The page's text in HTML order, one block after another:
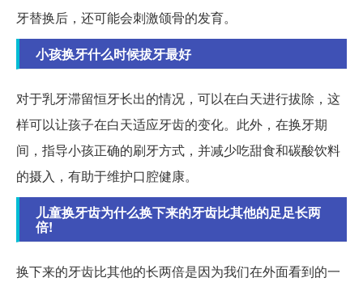
牙替换后，还可能会刺激颌骨的发育。
小孩换牙什么时候拔牙最好
对于乳牙滞留恒牙长出的情况，可以在白天进行拔除，这
样可以让孩子在白天适应牙齿的变化。此外，在换牙期
间，指导小孩正确的刷牙方式，并减少吃甜食和碳酸饮料
的摄入，有助于维护口腔健康。
儿童换牙齿为什么换下来的牙齿比其他的足足长两
倍!
换下来的牙齿比其他的长两倍是因为我们在外面看到的一